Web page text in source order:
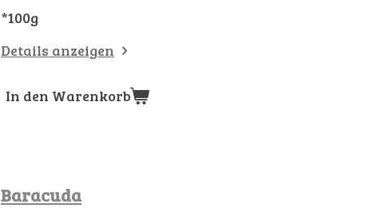
*100g
Details anzeigen
In den Warenkorb
Baracuda